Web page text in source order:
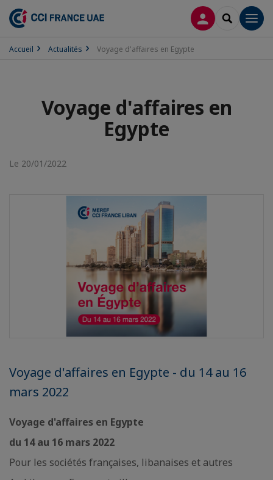
CONNEXION
Accueil Actualités Voyage d'affaires en Egypte
Voyage d'affaires en
Egypte
Le 20/01/2022
Voyage d'affaires en Egypte - du 14 au 16
mars 2022
Voyage d'affaires en Egypte
du 14 au 16 mars 2022
Pour les sociétés françaises, libanaises et autres